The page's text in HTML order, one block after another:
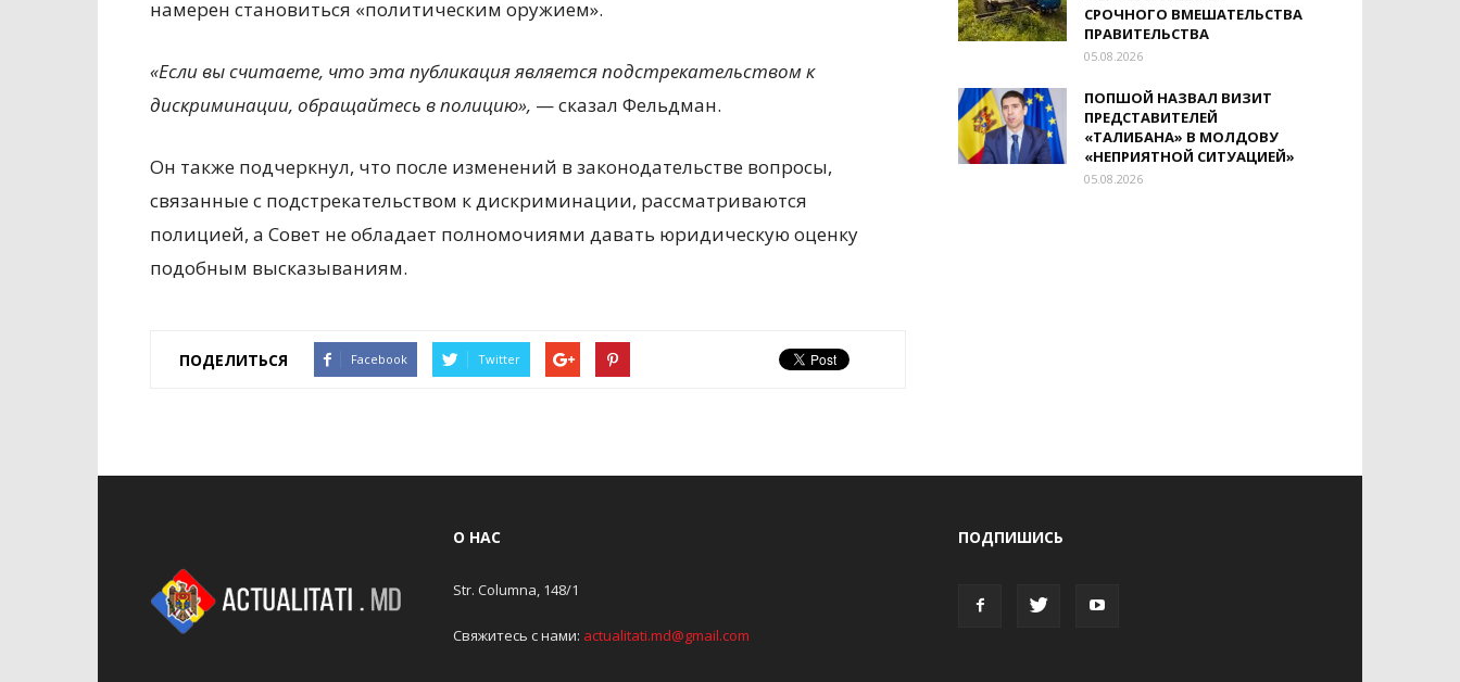
намерен становиться «политическим оружием».
«Если вы считаете, что эта публикация является подстрекательством к
дискриминации, обращайтесь в полицию», — сказал Фельдман.
Он также подчеркнул, что после изменений в законодательстве вопросы,
связанные с подстрекательством к дискриминации, рассматриваются
полицией, а Совет не обладает полномочиями давать юридическую оценку
подобным высказываниям.
ПОДЕЛИТЬСЯ Facebook Twitter
СРОЧНОГО ВМЕШАТЕЛЬСТВА
ПРАВИТЕЛЬСТВА
05.08.2026
ПОПШОЙ НАЗВАЛ ВИЗИТ
ПРЕДСТАВИТЕЛЕЙ
«ТАЛИБАНА» В МОЛДОВУ
«НЕПРИЯТНОЙ СИТУАЦИЕЙ»
05.08.2026
О НАС
Str. Columna, 148/1
Свяжитесь с нами: actualitati.md@gmail.com
ПОДПИШИСЬ